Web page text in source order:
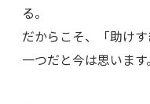
る。
だからこそ、「助け
一つだと今は思います。